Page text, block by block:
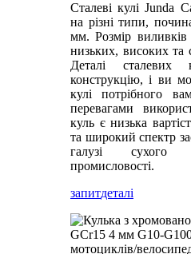
Сталеві кулі Junda
на різні типи,
мм. Розмір
низьких, високих та
Деталі
конструкцію, і ви
кулі потрібного
перевагами
куль є низька
та широкий спектр
галузі сухого
промисловості.
запитдеталі